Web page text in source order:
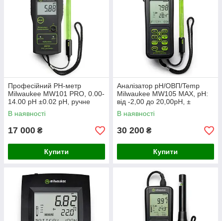
Професійний PH-метр
Milwaukee MW101 PRO, 0.00-
14.00 pH ±0.02 pH, ручне
калібрування, Угорщина
В наявності
17 000 ₴
Купити
Аналізатор pH/ОВП/Temp
Milwaukee MW105 MAX, pH:
від -2,00 до 20,00pH, ±
2000,0 mV. Угорщина
В наявності
30 200 ₴
Купити